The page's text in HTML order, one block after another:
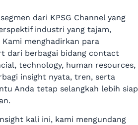
dari KPSG Channel yang
industri yang tajam,
menghadirkan para
dari berbagai bidang contact
technology, human resources,
insight nyata, tren, serta
Anda tetap selangkah lebih siap
kali ini, kami mengundang